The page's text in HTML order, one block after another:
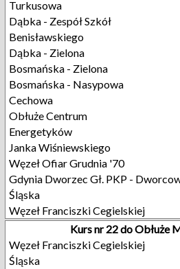
Turkusowa
Dąbka - Zespół Szkół
Benisławskiego
Dąbka - Zielona
Bosmańska - Zielona
Bosmańska - Nasypowa
Cechowa
Obłuże Centrum
Energetyków
Janka Wiśniewskiego
Węzeł Ofiar Grudnia '70
Gdynia Dworzec Gł. PKP -
Śląska
Węzeł Franciszki Cegielskiej
Kurs nr 22 do Obłuże
Węzeł Franciszki Cegielskiej
Śląska